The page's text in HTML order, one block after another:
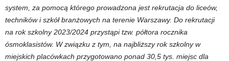
system, za pomocą którego prowadzona jest rekrutacja do liceów,
techników i szkół branżowych na terenie Warszawy. Do rekrutacji
na rok szkolny 2023/2024 przystąpi tzw. półtora rocznika
ósmoklasistów. W związku z tym, na najbliższy rok szkolny w
miejskich placówkach przygotowano ponad 30,5 tys. miejsc dla